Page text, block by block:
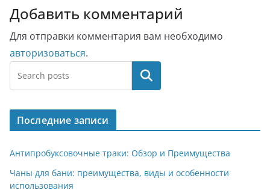
Добавить комментарий
Для отправки комментария вам необходимо
авторизоваться.
Поиск
Последние записи
Антипробуксовочные траки: Обзор и Преимущества
Чаны для бани: преимущества, виды и особенности
использования